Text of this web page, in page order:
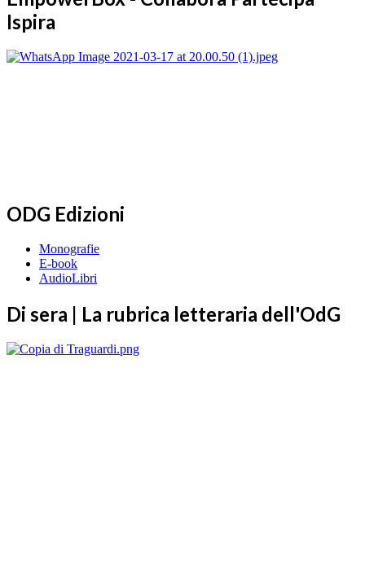
Ispira
ODG Edizioni
Monografie
E-book
AudioLibri
Di sera | La rubrica letteraria dell'OdG